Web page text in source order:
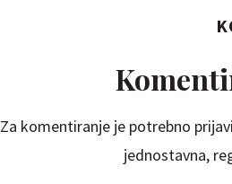
Za komentiranje je potrebno
jednostavna,